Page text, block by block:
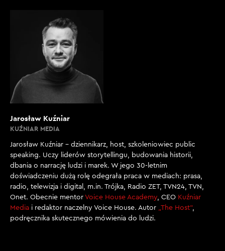
Jarosław Kuźniar
KUŹNIAR MEDIA
Jarosław Kuźniar – dziennikarz, host, szkoleniowiec public
speaking. Uczy liderów storytellingu, budowania historii,
dbania o narrację ludzi i marek. W jego 30-letnim
doświadczeniu dużą rolę odegrała praca w mediach: prasa,
radio, telewizja i digital, m.in. Trójka, Radio ZET, TVN24, TVN,
Onet. Obecnie mentor Voice House Academy , CEO Kuźniar
Media i redaktor naczelny Voice House. Autor „The Host”,
podręcznika skutecznego mówienia do ludzi.